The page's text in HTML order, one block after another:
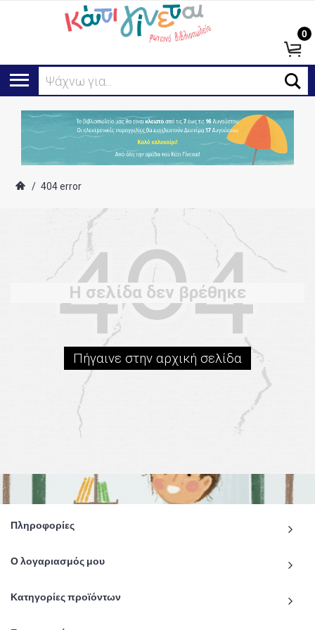
Ψάχνω για...
0
/ 404 error
Η σελίδα δεν βρέθηκε
Πήγαινε στην αρχική σελίδα
Πληροφορίες
Ο λογαριασμός μου
Κατηγορίες προϊόντων